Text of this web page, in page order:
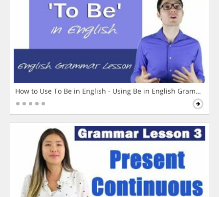
How to Use To Be in English - Using Be in English Grammar